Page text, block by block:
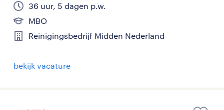
36 uur, 5 dagen p.w.
MBO
Reinigingsbedrijf Midden Nederland
bekijk vacature